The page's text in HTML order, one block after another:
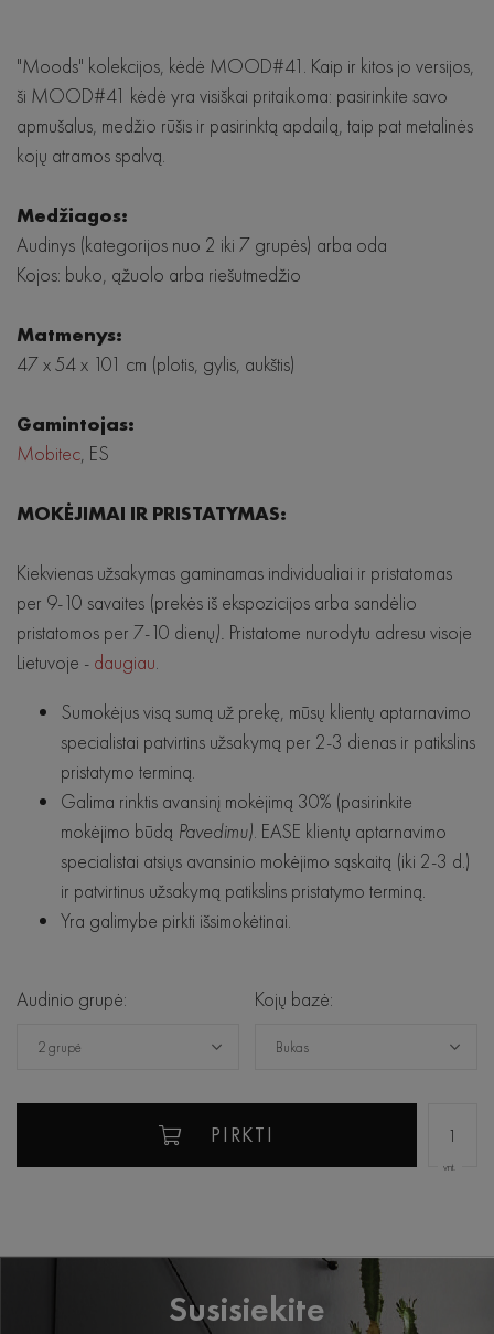
Lovos
Staliukai
"Moods" kolekcijos, kėdė MOOD#41. Kaip ir kitos jo versijos,
ši MOOD#41 kėdė yra visiškai pritaikoma: pasirinkite savo
apmušalus, medžio rūšis ir pasirinktą apdailą, taip pat metalinės
kojų atramos spalvą.
Medžiagos:
Audinys (kategorijos nuo 2 iki 7 grupės) arba oda
Kojos: buko, ąžuolo arba riešutmedžio
Matmenys:
47 x 54 x 101 cm (plotis, gylis, aukštis)
Gamintojas:
Mobitec, ES
MOKĖJIMAI IR PRISTATYMAS:
Kiekvienas užsakymas gaminamas individualiai ir pristatomas
per 9-10 savaites (prekės iš ekspozicijos arba sandėlio
pristatomos per 7-10 dienų). Pristatome nurodytu adresu visoje
Lietuvoje - daugiau.
Sumokėjus visą sumą už prekę, mūsų klientų aptarnavimo
specialistai patvirtins užsakymą per 2-3 dienas ir patikslins
pristatymo terminą.
Galima rinktis avansinį mokėjimą 30% (pasirinkite
mokėjimo būdą Pavedimu). EASE klientų aptarnavimo
specialistai atsiųs avansinio mokėjimo sąskaitą (iki 2-3 d.)
ir patvirtinus užsakymą patikslins pristatymo terminą.
Yra galimybe pirkti išsimokėtinai.
Audinio grupė:
2 grupė
Kojų bazė:
Bukas
PIRKTI
vnt.
Susisiekite